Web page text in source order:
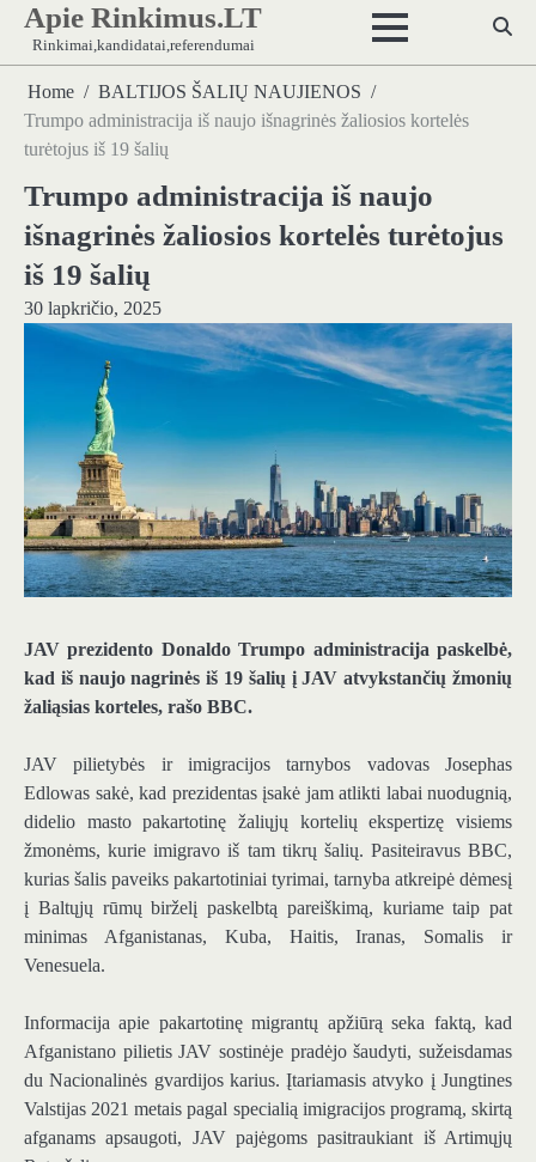
Skip
content
Apie Rinkimus.LT
Rinkimai,kandidatai,referendumai
Home
BALTIJOS ŠALIŲ NAUJIENOS
Trumpo administracija iš naujo išnagrinės žaliosios kortelės
turėtojus iš 19 šalių
Trumpo administracija iš naujo
išnagrinės žaliosios kortelės turėtojus
iš 19 šalių
30 lapkričio, 2025
JAV prezidento Donaldo Trumpo administracija paskelbė,
kad iš naujo nagrinės iš 19 šalių į JAV atvykstančių žmonių
žaliąsias korteles, rašo BBC.
JAV pilietybės ir imigracijos tarnybos vadovas Josephas
Edlowas sakė, kad prezidentas įsakė jam atlikti labai nuodugnią,
didelio masto pakartotinę žaliųjų kortelių ekspertizę visiems
žmonėms, kurie imigravo iš tam tikrų šalių. Pasiteiravus BBC,
kurias šalis paveiks pakartotiniai tyrimai, tarnyba atkreipė dėmesį
į Baltųjų rūmų birželį paskelbtą pareiškimą, kuriame taip pat
minimas Afganistanas, Kuba, Haitis, Iranas, Somalis ir
Venesuela.
Informacija apie pakartotinę migrantų apžiūrą seka faktą, kad
Afganistano pilietis JAV sostinėje pradėjo šaudyti, sužeisdamas
du Nacionalinės gvardijos karius. Įtariamasis atvyko į Jungtines
Valstijas 2021 metais pagal specialią imigracijos programą, skirtą
afganams apsaugoti, JAV pajėgoms pasitraukiant iš Artimųjų